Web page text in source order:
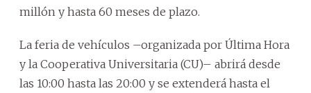
millón y hasta 60 meses de plazo.
La feria de vehículos –organizada por Última Hora
y la Cooperativa Universitaria (CU)– abrirá desde
las 10:00 hasta las 20:00 y se extenderá hasta el